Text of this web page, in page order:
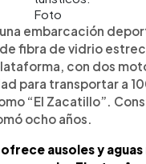
Foto
embarcación
fibra de vidrio
con dos
para transportar a
“El Zacatillo”.
ocho años.
ausoles y